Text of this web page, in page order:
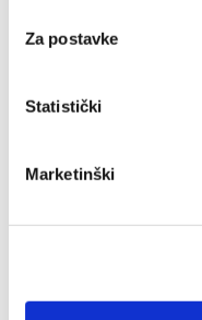
Za postavke
Statistički
Marketinški
Top ljestvica